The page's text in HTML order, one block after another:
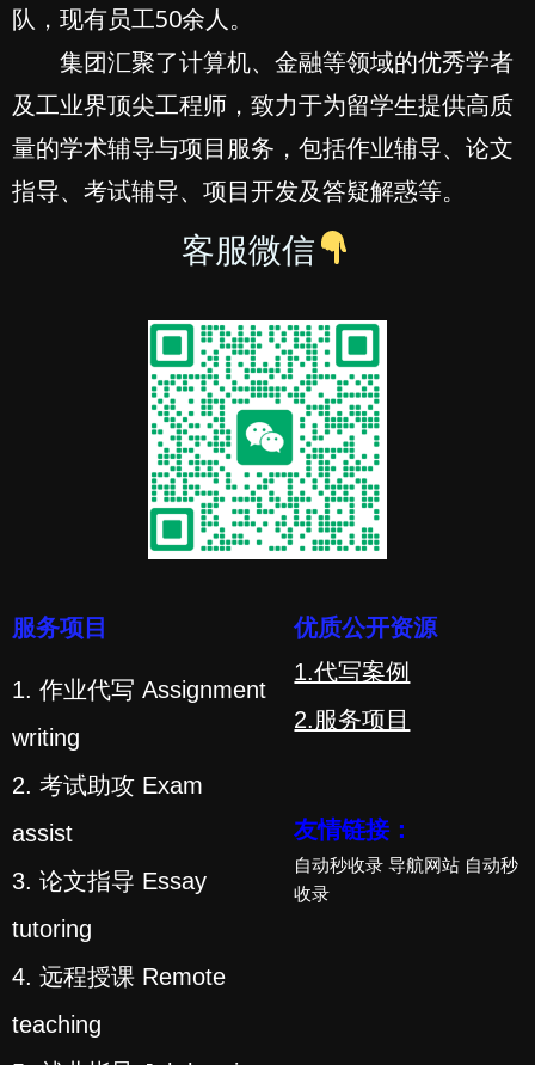
队，现有员工50余人。
集团汇聚了计算机、金融等领域的优秀学者
及工业界顶尖工程师，致力于为留学生提供高质
量的学术辅导与项目服务，包括作业辅导、论文
指导、考试辅导、项目开发及答疑解惑等。
客服微信
服务项目
1. 作业代写 Assignment
writing
2. 考试助攻 Exam
assist
3. 论文指导 Essay
tutoring
4. 远程授课 Remote
teaching
优质公开资源
1.代写案例
2.服务项目
友情链接：
自动秒收录 导航网站 自动秒
收录